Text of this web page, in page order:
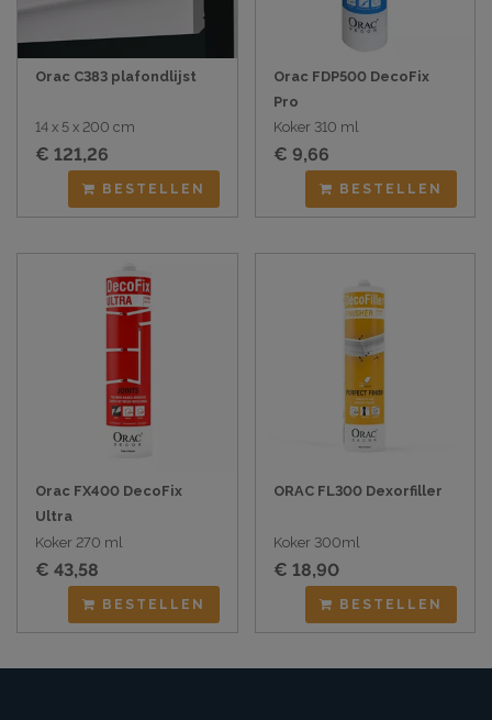
Orac C383 plafondlijst
14 x 5 x 200 cm
€ 121,26
BESTELLEN
Orac FDP500 DecoFix
Pro
Koker 310 ml
€ 9,66
BESTELLEN
Orac FX400 DecoFix
Ultra
Koker 270 ml
€ 43,58
BESTELLEN
ORAC FL300 Dexorfiller
Koker 300ml
€ 18,90
BESTELLEN